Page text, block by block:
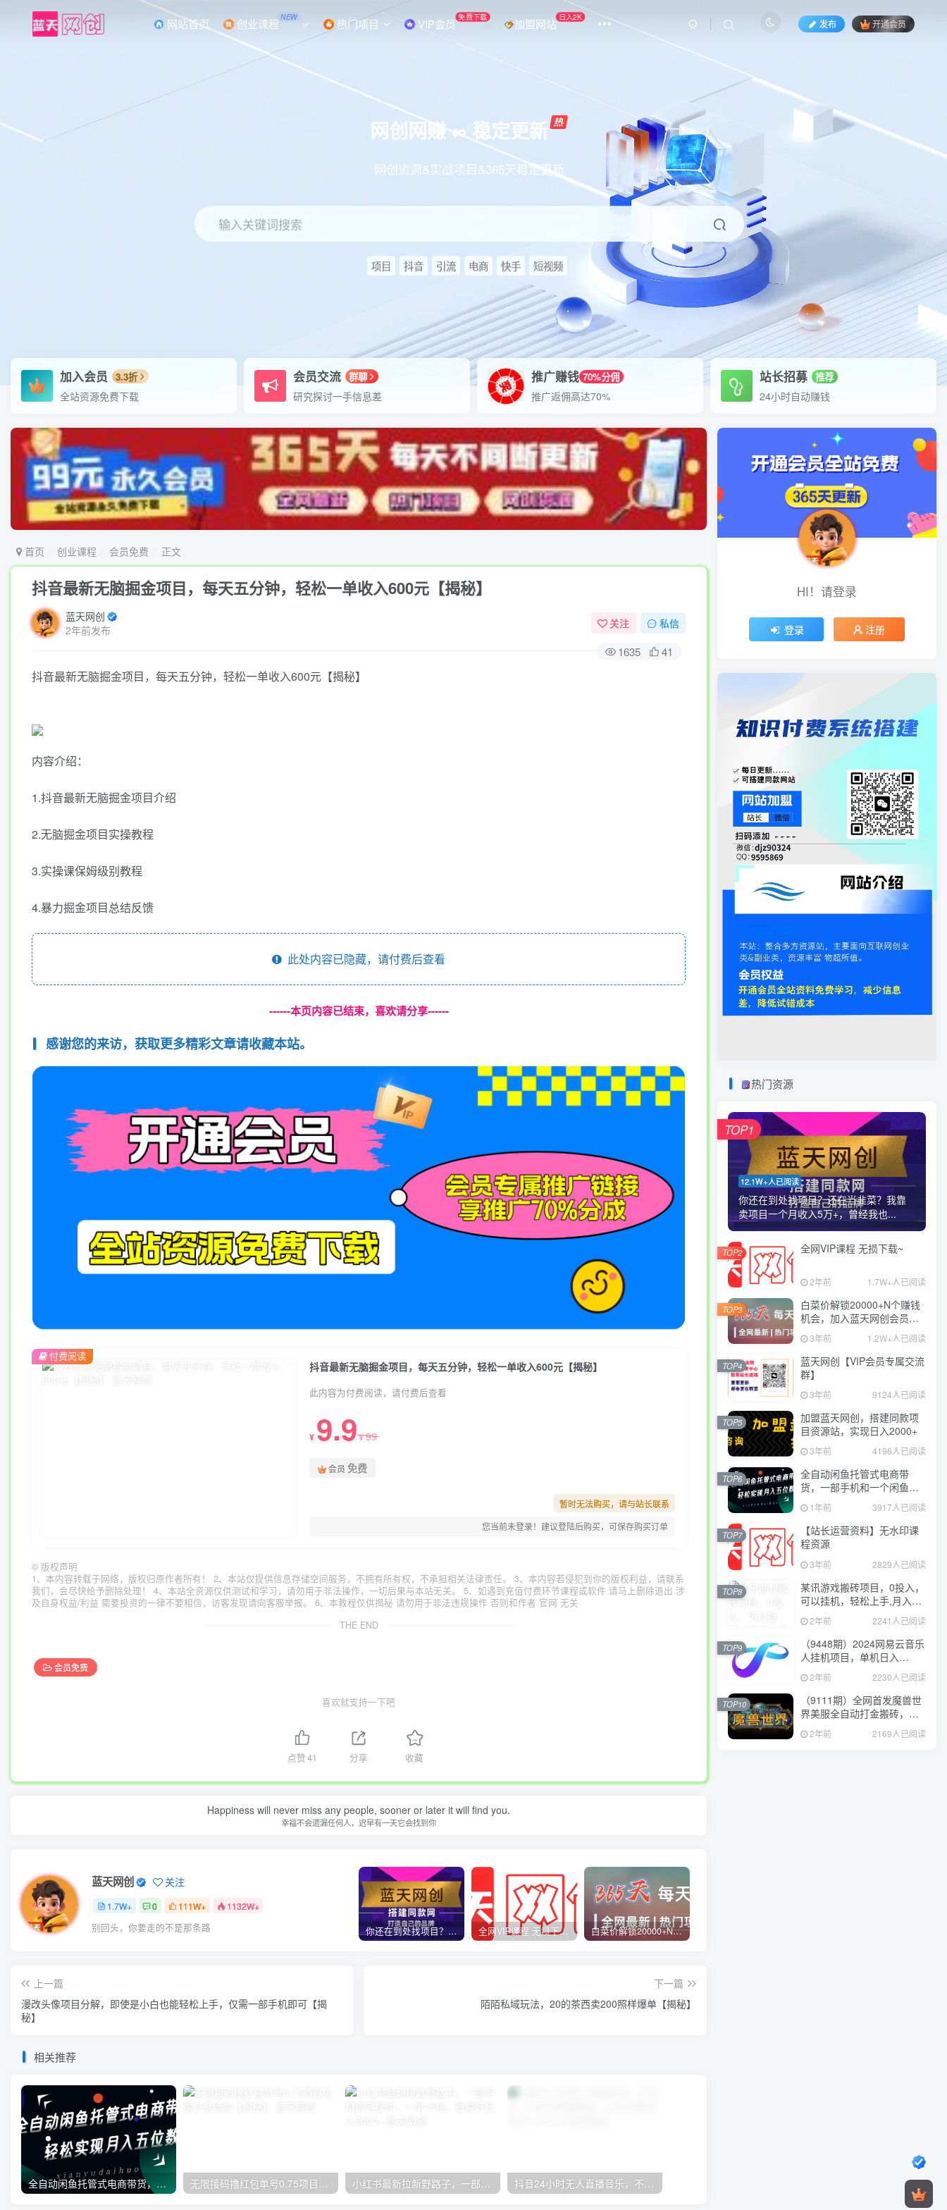
网站首页 创业课程 NEW 热门项目 VIP会员 免费下载 加盟网站 日入2K
发布 开通会员
网创网赚 ∞ 稳定更新
网创资源&实战项目&365天稳定更新
输入关键词搜索
项目 抖音 引流 电商 快手 短视频
加入会员 3.3折
全站资源免费下载
会员交流 群聊
研究探讨一手信息差
推广赚钱 70%分佣
推广返佣高达70%
站长招募 推荐
24小时自动赚钱
首页 创业课程 会员免费 正文
抖音最新无脑掘金项目，每天五分钟，轻松一单收入600元【揭秘】
蓝天网创
2年前发布
关注 私信
1635 41
抖音最新无脑掘金项目，每天五分钟，轻松一单收入600元【揭秘】
内容介绍：
1.抖音最新无脑掘金项目介绍
2.无脑掘金项目实操教程
3.实操课保姆级别教程
4.暴力掘金项目总结反馈
此处内容已隐藏，请付费后查看
------本页内容已结束，喜欢请分享------
感谢您的来访，获取更多精彩文章请收藏本站。
抖音最新无脑掘金项目，每天五分钟，轻松一单收入600元【揭秘】
此内容为付费阅读，请付费后查看
¥ 9.9¥99
会员 免费
暂时无法购买，请与站长联系
您当前未登录！建议登陆后购买，可保存购买订单
付费阅读
© 版权声明
1、本内容转载于网络，版权归原作者所有！ 2、本站仅提供信息存储空间服务，不拥有所有权，不承担相关法律责任。 3、本内容若侵犯到你的版权利益，请联系
我们，会尽快给予删除处理！ 4、本站全资源仅供测试和学习，请勿用于非法操作，一切后果与本站无关。 5、如遇到充值付费环节课程或软件 请马上删除退出 涉
及自身权益/利益 需要投资的一律不要相信，访客发现请向客服举报。 6、本教程仅供揭秘 请勿用于非法违规操作 否则和作者 官网 无关
THE END
会员免费
喜欢就支持一下吧
点赞41 分享 收藏
Happiness will never miss any people, sooner or later it will find you.
幸福不会遗漏任何人，迟早有一天它会找到你
蓝天网创 关注
1.7W+ 0 111W+ 1132W+
别回头，你要走的不是那条路 你还在到处找项目？还在当韭菜？我靠卖项目一个月收入5万+，曾经我也是个失败者。 全网VIP课程 无损下载~ 白菜价解锁20000+N个赚钱机会，加入蓝天网创会员，全站资源免费学习。
上一篇
漫改头像项目分解，即使是小白也能轻松上手，仅需一部手机即可【揭
秘】
下一篇
陌陌私域玩法，20的茶西卖200照样爆单【揭秘】
相关推荐
全自动闲鱼托管式电商带货，一部手机和一个闲鱼号就可以开干，轻松实现月入五位数 无限接码撸红包单号0.75项目无偿分享给你【揭秘】 小红书最新拉新野路子，一部手机即可操作，一单15块，做得好日入2000+ 抖音24小时无人直播音乐，不违规，不封号纯撸音浪，小白实操当天日入1000+
HI！请登录
登录 注册
热门资源
12.1W+人已阅读
你还在到处找项目？还在当韭菜？我靠
卖项目一个月收入5万+，曾经我也...
TOP1
全网VIP课程 无损下载~
2年前 1.7W+人已阅读
TOP2
白菜价解锁20000+N个赚钱
机会，加入蓝天网创会员，
全站资源免费学习。
3年前 1.2W+人已阅读
TOP3
蓝天网创【VIP会员专属交流
群】
3年前 9124人已阅读
TOP4
加盟蓝天网创，搭建同款项
目资源站，实现日入2000+
3年前 4196人已阅读
TOP5
全自动闲鱼托管式电商带
货，一部手机和一个闲鱼号
就可以开干，轻松实现月入
五位数
1年前 3917人已阅读
TOP6
【站长运营资料】无水印课
程资源
3年前 2829人已阅读
TOP7
某讯游戏搬砖项目，0投入，
可以挂机，轻松上手,月入
3000+上不封顶
2年前 2241人已阅读
TOP8
（9448期）2024网易云音乐
人挂机项目，单机日入
150+，无脑月入5000+
2年前 2230人已阅读
TOP9
（9111期）全网首发魔兽世
界美服全自动打金搬砖，日
入1000+，简单好操作，保
姆级教学
2年前 2169人已阅读
TOP10